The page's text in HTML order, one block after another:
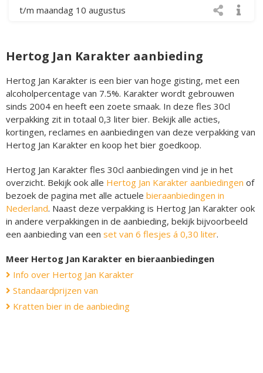
t/m maandag 10 augustus
Hertog Jan Karakter aanbieding
Hertog Jan Karakter is een bier van hoge gisting, met een
alcoholpercentage van 7.5%. Karakter wordt gebrouwen
sinds 2004 en heeft een zoete smaak. In deze fles 30cl
verpakking zit in totaal 0,3 liter bier. Bekijk alle acties,
kortingen, reclames en aanbiedingen van deze verpakking van
Hertog Jan Karakter en koop het bier goedkoop.
Hertog Jan Karakter fles 30cl aanbiedingen vind je in het
overzicht. Bekijk ook alle Hertog Jan Karakter aanbiedingen of
bezoek de pagina met alle actuele bieraanbiedingen in
Nederland. Naast deze verpakking is Hertog Jan Karakter ook
in andere verpakkingen in de aanbieding, bekijk bijvoorbeeld
een aanbieding van een set van 6 flesjes á 0,30 liter.
Meer Hertog Jan Karakter en bieraanbiedingen
Info over Hertog Jan Karakter
Standaardprijzen van
Kratten bier in de aanbieding